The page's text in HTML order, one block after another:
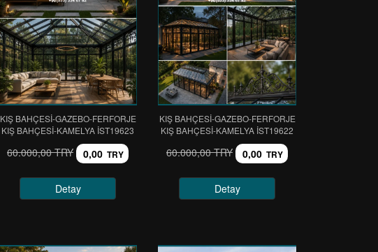
KIŞ BAHÇESİ-GAZEBO-FERFORJE
KIŞ BAHÇESİ-KAMELYA IST19623
60.000,00 TRY 0,00 TRY
Detay
KIŞ BAHÇESİ-GAZEBO-FERFORJE
KIŞ BAHÇESİ-KAMELYA IST19622
60.000,00 TRY 0,00 TRY
Detay